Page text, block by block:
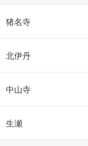
猪名寺
北伊丹
中山寺
生瀬